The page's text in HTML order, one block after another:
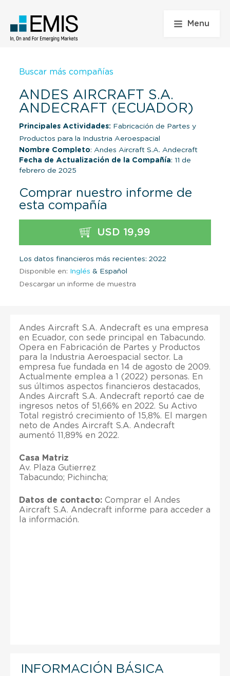
Menu
Buscar más compañías
ANDES AIRCRAFT S.A.
ANDECRAFT (ECUADOR)
Principales Actividades: Fabricación de Partes y
Productos para la Industria Aeroespacial
Nombre Completo: Andes Aircraft S.A. Andecraft
Fecha de Actualización de la Compañía: 11 de
febrero de 2025
Comprar nuestro informe de
esta compañía
USD 19,99
Los datos financieros más recientes: 2022
Disponible en: Inglés & Español
Descargar un informe de muestra
Andes Aircraft S.A. Andecraft es una empresa
en Ecuador, con sede principal en Tabacundo.
Opera en Fabricación de Partes y Productos
para la Industria Aeroespacial sector. La
empresa fue fundada en 14 de agosto de 2009.
Actualmente emplea a 1 (2022) personas. En
sus últimos aspectos financieros destacados,
Andes Aircraft S.A. Andecraft reportó cae de
ingresos netos of 51,66% en 2022. Su Activo
Total registró crecimiento of 15,8%. El margen
neto de Andes Aircraft S.A. Andecraft
aumentó 11,89% en 2022.
Casa Matriz
Av. Plaza Gutierrez
Tabacundo; Pichincha;
Datos de contacto: Comprar el Andes
Aircraft S.A. Andecraft informe para acceder a
la información.
INFORMACIÓN BÁSICA